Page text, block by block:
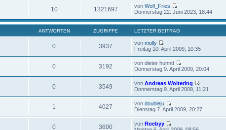
10 1321697 vonWolf_Fries
Donnerstag 22. Juni 2023, 18:44
ANTWORTEN ZUGRIFFE LETZTER BEITRAG
0 3937 vonmolly
Freitag 10. April 2009, 10:35
0 3192
von dieter hunnd
Donnerstag 9. April 2009, 20:04
0 3549 vonAndreas Woltering
Donnerstag 9. April 2009, 11:21
1 4027 vondoubleju
Dienstag 7. April 2009, 20:27
0 3600 vonRoebyy